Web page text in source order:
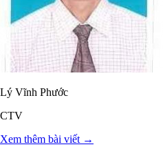
Lý Vĩnh Phước
CTV
Xem thêm bài viết →